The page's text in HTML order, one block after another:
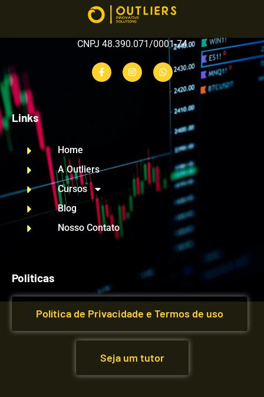
CNPJ 48.390.071/0001-74
Links
Home
A Outliers
Cursos
Blog
Nosso Contato
Politicas
Política de Privacidade e Termos de uso
Seja um tutor